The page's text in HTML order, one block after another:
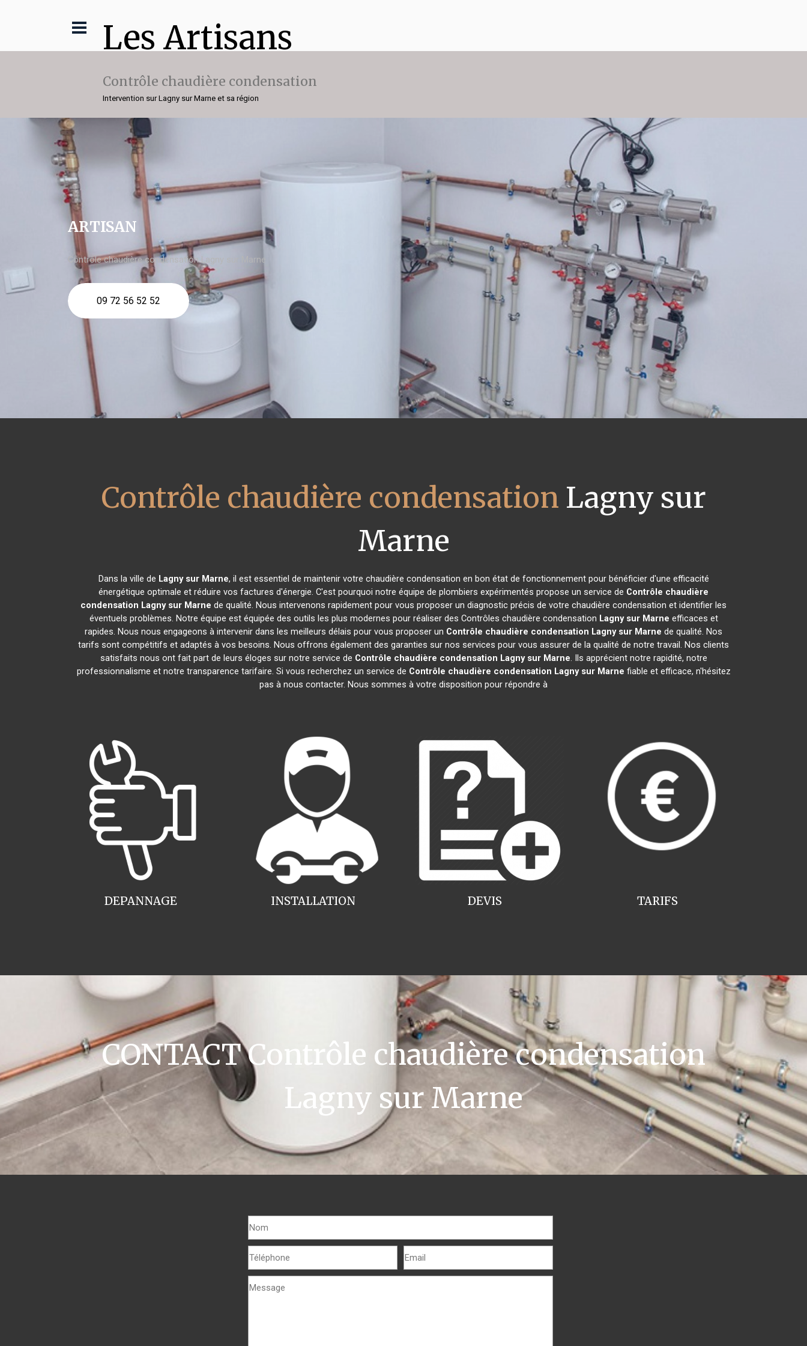
Les Artisans
Contrôle chaudière condensation
Intervention sur Lagny sur Marne et sa région
ARTISAN
Contrôle chaudière condensation Lagny sur Marne
09 72 56 52 52
Contrôle chaudière condensation Lagny sur
Marne
Dans la ville de Lagny sur Marne, il est essentiel de maintenir votre chaudière condensation en bon état de fonctionnement pour bénéficier d'une efficacité
énergétique optimale et réduire vos factures d'énergie. C'est pourquoi notre équipe de plombiers expérimentés propose un service de Contrôle chaudière
condensation Lagny sur Marne de qualité. Nous intervenons rapidement pour vous proposer un diagnostic précis de votre chaudière condensation et identifier les
éventuels problèmes. Notre équipe est équipée des outils les plus modernes pour réaliser des Contrôles chaudière condensation Lagny sur Marne efficaces et
rapides. Nous nous engageons à intervenir dans les meilleurs délais pour vous proposer un Contrôle chaudière condensation Lagny sur Marne de qualité. Nos
tarifs sont compétitifs et adaptés à vos besoins. Nous offrons également des garanties sur nos services pour vous assurer de la qualité de notre travail. Nos clients
satisfaits nous ont fait part de leurs éloges sur notre service de Contrôle chaudière condensation Lagny sur Marne. Ils apprécient notre rapidité, notre
professionnalisme et notre transparence tarifaire. Si vous recherchez un service de Contrôle chaudière condensation Lagny sur Marne fiable et efficace, n'hésitez
pas à nous contacter. Nous sommes à votre disposition pour répondre à
INSTALLATION
DEPANNAGE TARIFS
DEVIS
CONTACT Contrôle chaudière condensation
Lagny sur Marne